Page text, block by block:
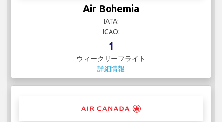
Air Bohemia
IATA:
ICAO:
1
ウィークリーフライト
詳細情報